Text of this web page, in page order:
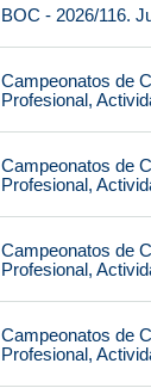
BOC - 2026/116.
Campeonatos de
Profesional,
Campeonatos de
Profesional,
Campeonatos de
Profesional,
Campeonatos de
Profesional,